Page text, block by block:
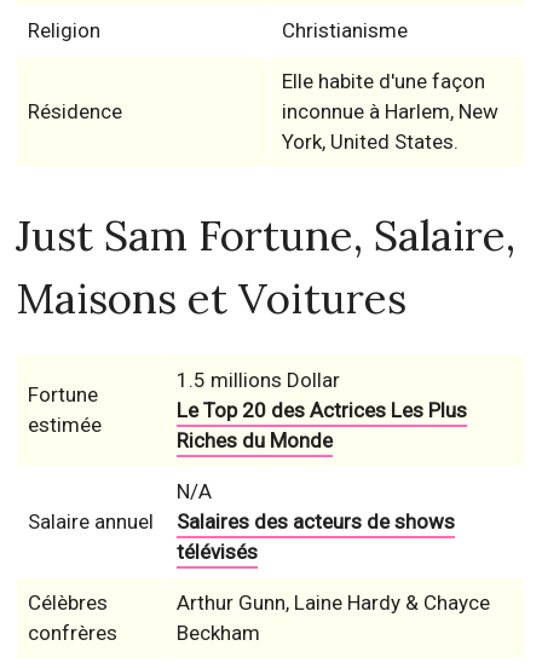
Religion Christianisme
Résidence
Elle habite d'une façon
inconnue à Harlem, New
York, United States.
Just Sam Fortune, Salaire,
Maisons et Voitures
Fortune
estimée
1.5 millions Dollar
Le Top 20 des Actrices Les Plus
Riches du Monde
Salaire annuel
N/A
Salaires des acteurs de shows
télévisés
Célèbres
confrères
Arthur Gunn, Laine Hardy & Chayce
Beckham